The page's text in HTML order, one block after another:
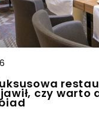
czy warto